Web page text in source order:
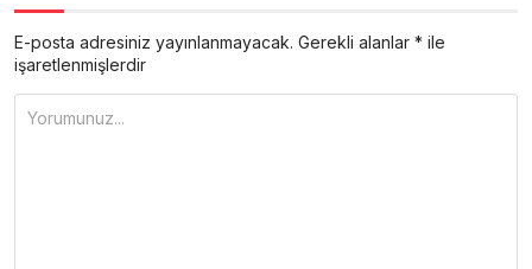
E-posta adresiniz yayınlanmayacak. Gerekli alanlar * ile
işaretlenmişlerdir